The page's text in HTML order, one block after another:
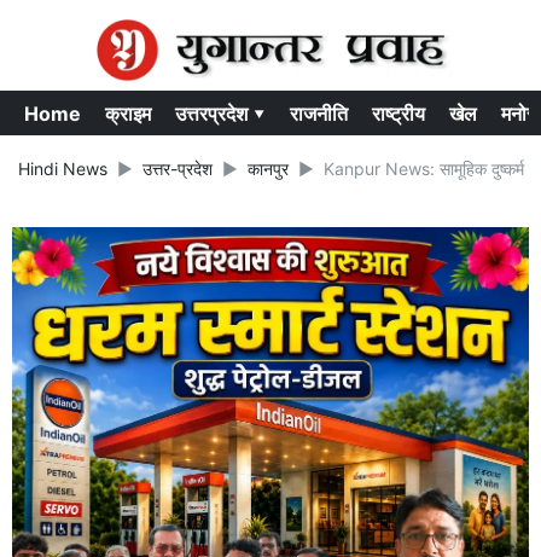
Home क्राइम उत्तरप्रदेश ▾ राजनीति राष्ट्रीय खेल
Hindi News उत्तर-प्रदेश कानपुर Kanpur News: सामूहिक दुष्कर्म